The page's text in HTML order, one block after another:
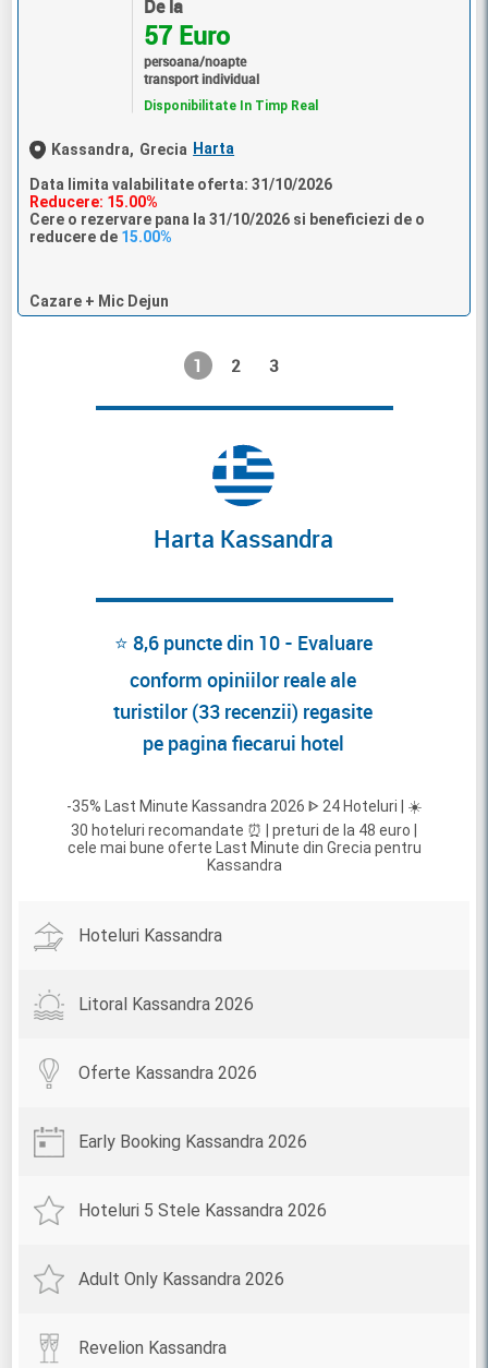
De la
57 Euro
persoana/noapte
transport individual
Disponibilitate In Timp Real
Kassandra, Grecia Harta
Data limita valabilitate oferta: 31/10/2026
Reducere: 15.00%
Cere o rezervare pana la 31/10/2026 si beneficiezi de o
reducere de 15.00%
Cazare + Mic Dejun
1 2 3
Harta Kassandra
⭐ 8,6 puncte din 10 - Evaluare
conform opiniilor reale ale
turistilor (33 recenzii) regasite
pe pagina fiecarui hotel
-35% Last Minute Kassandra 2026 ᐈ 24 Hoteluri | ☀️
30 hoteluri recomandate ⏰ | preturi de la 48 euro |
cele mai bune oferte Last Minute din Grecia pentru
Kassandra
Hoteluri Kassandra
Litoral Kassandra 2026
Oferte Kassandra 2026
Early Booking Kassandra 2026
Hoteluri 5 Stele Kassandra 2026
Adult Only Kassandra 2026
Revelion Kassandra